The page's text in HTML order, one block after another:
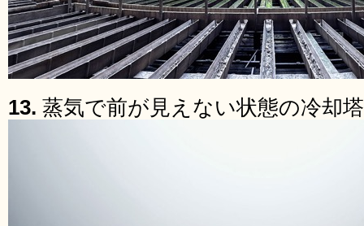
13. 蒸気で前が見えない状態の冷却